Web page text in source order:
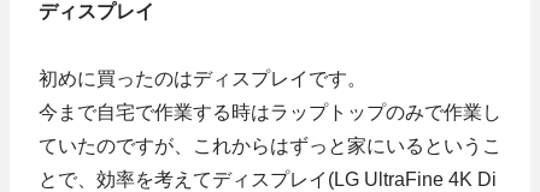
ディスプレイ
初めに買ったのはディスプレイです。
今まで自宅で作業する時はラップトップのみで作業し
ていたのですが、これからはずっと家にいるというこ
とで、効率を考えてディスプレイ(LG UltraFine 4K Di